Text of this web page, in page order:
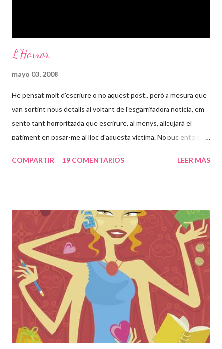
L'Horror
mayo 03, 2008
He pensat molt d'escriure o no aquest post.. però a mesura que
van sortint nous detalls al voltant de l'esgarrifadora noticia, em
sento tant horroritzada que escrirure, al menys, alleujarà el
patiment en posar-me al lloc d'aquesta victima. No puc entendre
tinc 31, això voldria dir casi tota la meva vida. És increible que
embarassos, jo que només he passat un i tractada com una
reina, com pot haver estat esta noia set cops embarassada des
dels 24 anys, haver parit set cops en aquella habitació i tenir uns
nens que no han vist la llum del dia. Nou dels vint-i-quatre anys
tancada els va passar en una única "habitació"... no em puc
imaginar en quin estat psicologic deu estar aquesta dona que
ara té 42 anys. Com no s'ha pog...
COMPARTIR 19 COMENTARIOS LEER MÁS